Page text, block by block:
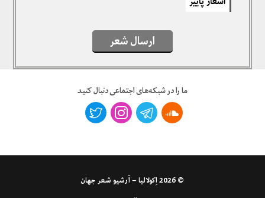
ارسال شعر
ما را در شبکه‌های اجتماعی دنبال کنید
© 2026
اِکولالیا – آرشیو شعر جهان